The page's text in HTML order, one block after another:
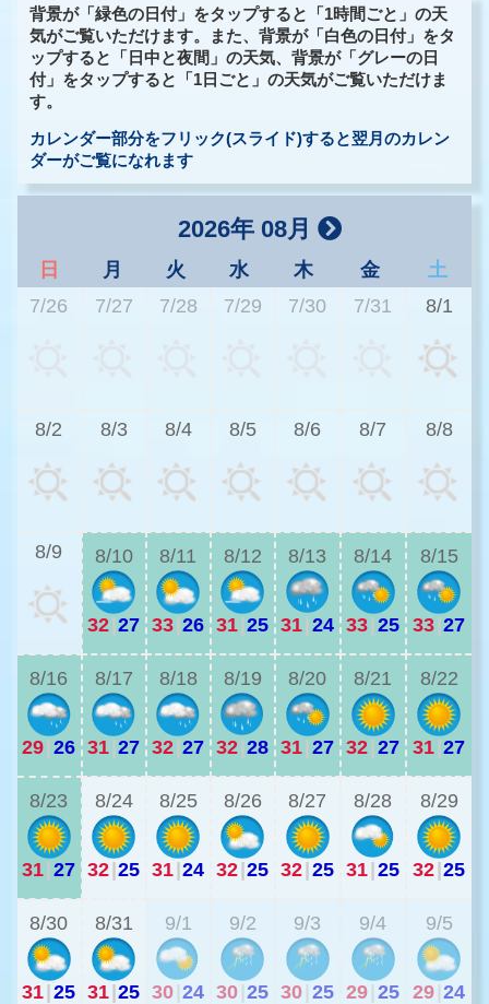
背景が「緑色の日付」をタップすると「1時間ごと」の天
気がご覧いただけます。また、背景が「白色の日付」をタ
ップすると「日中と夜間」の天気、背景が「グレーの日
付」をタップすると「1日ごと」の天気がご覧いただけま
す。
カレンダー部分をフリック(スライド)すると翌月のカレン
ダーがご覧になれます
2026年 08月
日 月 火 水 木 金
土
7/26
7/27 7/28 7/29 7/30 7/31 8/1
8/2 8/3 8/4 8/5 8/6 8/7 8/8
8/9 8/10
32|27
8/11
33|26
8/12
31|25
8/13
31|24
8/14
33|25
8/15
33|27
8/16
29|26
8/17
31|27
8/18
32|27
8/19
32|28
8/20
31|27
8/21
32|27
8/22
31|27
8/23
31|27
8/24
32|25
8/25
31|24
8/26
32|25
8/27
32|25
8/28
31|25
8/29
32|25
8/30
31|25
8/31
31|25
9/1
30 24
9/2
30 25
9/3
30 25
9/4
29 25
9/5
29 24